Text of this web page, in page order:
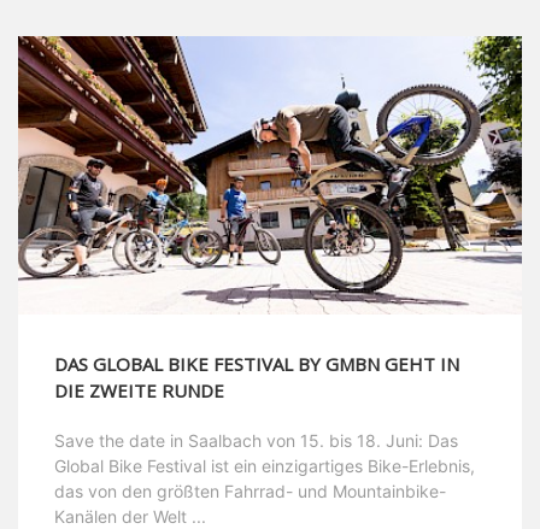
DAS GLOBAL BIKE FESTIVAL BY GMBN GEHT IN
DIE ZWEITE RUNDE
Save the date in Saalbach von 15. bis 18. Juni: Das
Global Bike Festival ist ein einzigartiges Bike-Erlebnis,
das von den größten Fahrrad- und Mountainbike-
Kanälen der Welt ...